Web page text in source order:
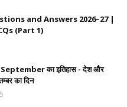
and Answers 2026–27 |
(Part 1)
का इतिहास - देश और
का दिन